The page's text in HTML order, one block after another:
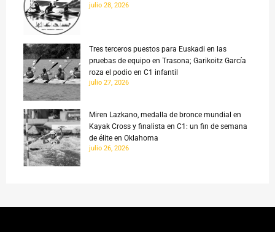
julio 28, 2026
Tres terceros puestos para Euskadi en las
pruebas de equipo en Trasona; Garikoitz García
roza el podio en C1 infantil
julio 27, 2026
Miren Lazkano, medalla de bronce mundial en
Kayak Cross y finalista en C1: un fin de semana
de élite en Oklahoma
julio 26, 2026